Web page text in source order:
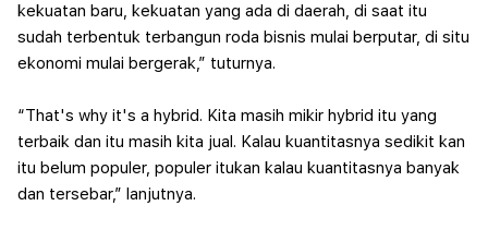
kekuatan baru, kekuatan yang ada di daerah, di saat itu
sudah terbentuk terbangun roda bisnis mulai berputar, di situ
ekonomi mulai bergerak,” tuturnya.
“That's why it's a hybrid. Kita masih mikir hybrid itu yang
terbaik dan itu masih kita jual. Kalau kuantitasnya sedikit kan
itu belum populer, populer itukan kalau kuantitasnya banyak
dan tersebar,” lanjutnya.